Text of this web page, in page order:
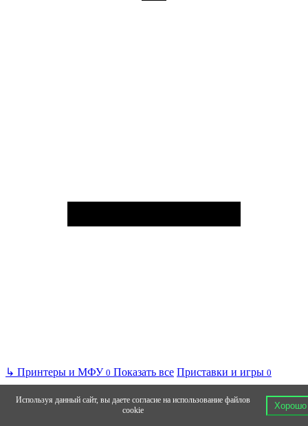
↳ Принтеры и МФУ 0 Показать все Приставки и игры 0
Используя данный сайт, вы даете согласие на использование файлов
cookie
Хорошо